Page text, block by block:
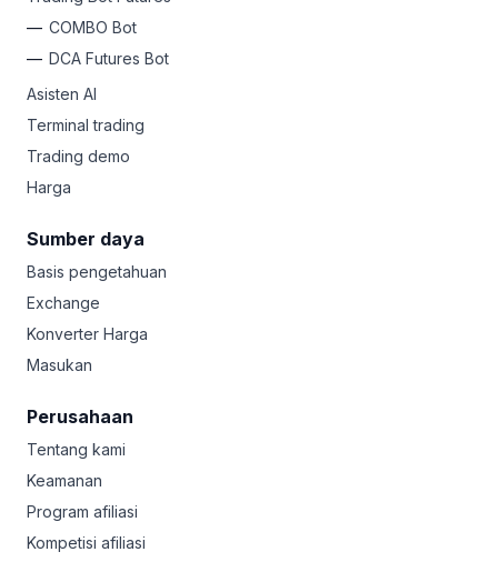
COMBO Bot
DCA Futures Bot
Asisten AI
Terminal trading
Trading demo
Harga
Sumber daya
Basis pengetahuan
Exchange
Konverter Harga
Masukan
Perusahaan
Tentang kami
Keamanan
Program afiliasi
Kompetisi afiliasi